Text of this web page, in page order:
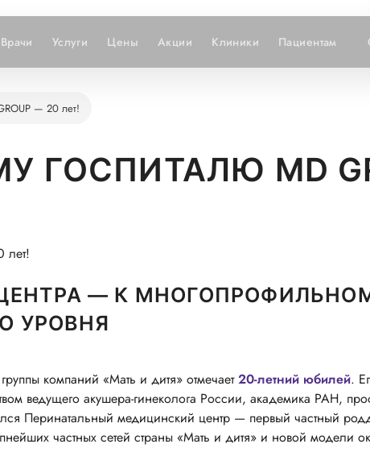
Врачи Услуги Цены Акции Клиники Пациентам
— 20 лет!
ГОСПИТАЛЮ MD
— К
УРОВНЯ
компаний «Мать и дитя» отмечает20-летний юбилей.
ведущего акушера-гинеколога России, академика РАН,
Перинатальный медицинский центр — первый частный
частных сетей страны «Мать и дитя» и новой модели